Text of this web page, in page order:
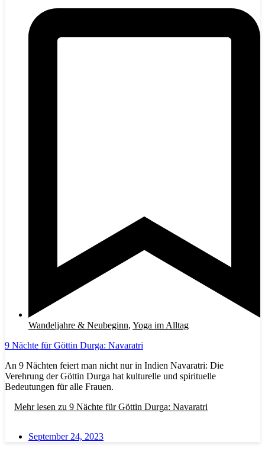
Wandeljahre & Neubeginn, Yoga im Alltag
9 Nächte für Göttin Durga: Navaratri
An 9 Nächten feiert man nicht nur in Indien Navaratri: Die
Verehrung der Göttin Durga hat kulturelle und spirituelle
Bedeutungen für alle Frauen.
Mehr lesen zu 9 Nächte für Göttin Durga: Navaratri
September 24, 2023